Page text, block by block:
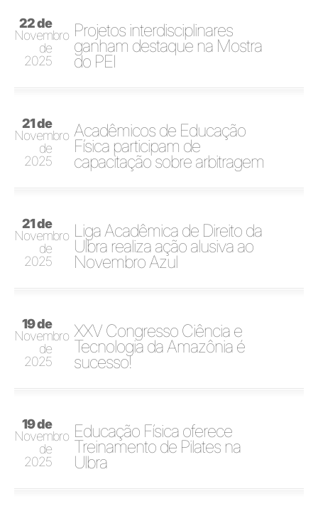
22 de
Novembro
de
2025
Projetos interdisciplinares
ganham destaque na Mostra
do PEI
21 de
Novembro
de
2025
Acadêmicos de Educação
Física participam de
capacitação sobre arbitragem
21 de
Novembro
de
2025
Liga Acadêmica de Direito da
Ulbra realiza ação alusiva ao
Novembro Azul
19 de
Novembro
de
2025
XXV Congresso Ciência e
Tecnologia da Amazônia é
sucesso!
19 de
Novembro
de
2025
Educação Física oferece
Treinamento de Pilates na
Ulbra